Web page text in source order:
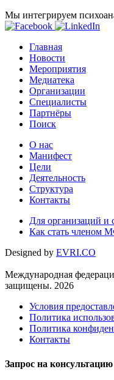
Мы интегрируем
Главная
Новости
Мероприятия
Медиатека
Организации
Специалисты
Партнёры
Поиск
О нас
Манифест
Цели
Деятельность
Структура
Контакты
Для организаций и
Как стать членом
Designed by EVRI.CO
Международная
защищены. 2026
Условия
Политика
Политика
Контакты
Запрос на консультацию